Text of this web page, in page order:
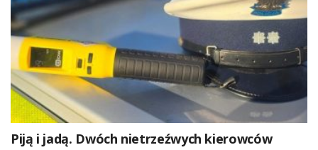
Piją i jadą. Dwóch nietrzeźwych kierowców